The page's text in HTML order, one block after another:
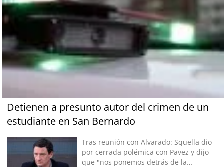
Detienen a presunto autor del crimen de un
estudiante en San Bernardo
Tras reunión con Alvarado: Squella dio
por cerrada polémica con Pavez y dijo
que "nos ponemos detrás de la